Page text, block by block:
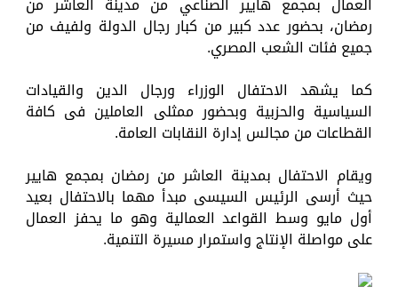
رمضان، بحضور عدد كبير من كبار رجال الدولة ولفيف من
جميع فئات الشعب المصري.
كما يشهد الاحتفال الوزراء ورجال الدين والقيادات
السياسية والحزبية وبحضور ممثلى العاملين فى كافة
القطاعات من مجالس إدارة النقابات العامة.
ويقام الاحتفال بمدينة العاشر من رمضان بمجمع هايير
حيث أرسى الرئيس السيسى مبدأ مهما بالاحتفال بعيد
أول مايو وسط القواعد العمالية وهو ما يحفز العمال
على مواصلة الإنتاج واستمرار مسيرة التنمية.